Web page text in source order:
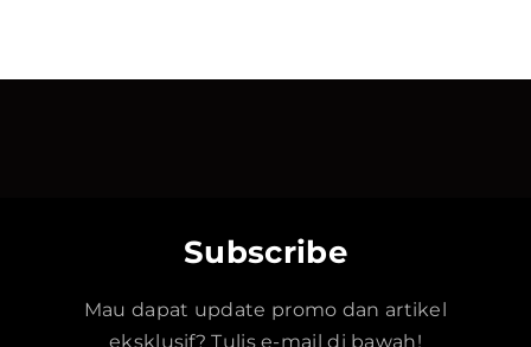
Subscribe
Mau dapat update promo dan artikel
eksklusif? Tulis e-mail di bawah!